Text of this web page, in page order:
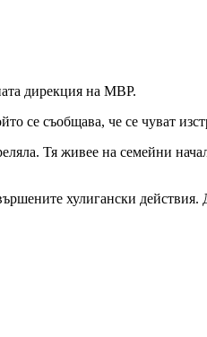
дирекция на МВР.
се съобщава, че се чуват
Тя живее на семейни
хулигански